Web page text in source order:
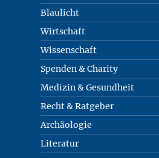
Blaulicht
Wirtschaft
Wissenschaft
Spenden & Charity
Medizin & Gesundheit
Recht & Ratgeber
Archäologie
Literatur